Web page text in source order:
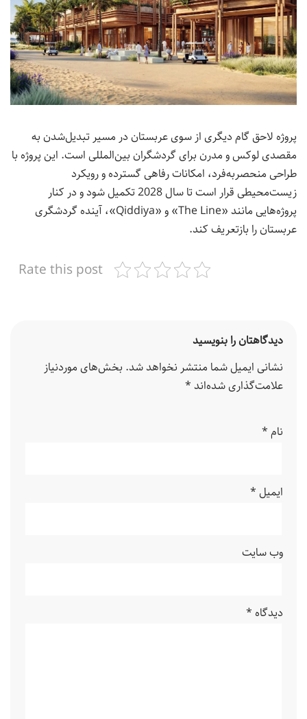
پروژه لاحق گام دیگری از سوی عربستان در مسیر تبدیل‌شدن به
مقصدی لوکس و مدرن برای گردشگران بین‌المللی است. این پروژه با
طراحی منحصربه‌فرد، امکانات رفاهی گسترده و رویکرد
زیست‌محیطی قرار است تا سال 2028 تکمیل شود و در کنار
پروژه‌هایی مانند «The Line» و «Qiddiya»، آینده گردشگری
عربستان را بازتعریف کند.
Rate this post
دیدگاهتان را بنویسید
نشانی ایمیل شما منتشر نخواهد شد. بخش‌های موردنیاز
علامت‌گذاری شده‌اند *
نام *
ایمیل *
وب‌ سایت
دیدگاه *